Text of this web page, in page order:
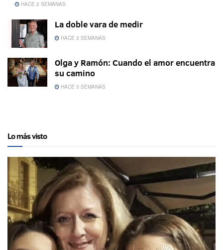
HACE 2 SEMANAS
La doble vara de medir
HACE 3 SEMANAS
Olga y Ramón: Cuando el amor encuentra
su camino
HACE 3 SEMANAS
Lo más visto